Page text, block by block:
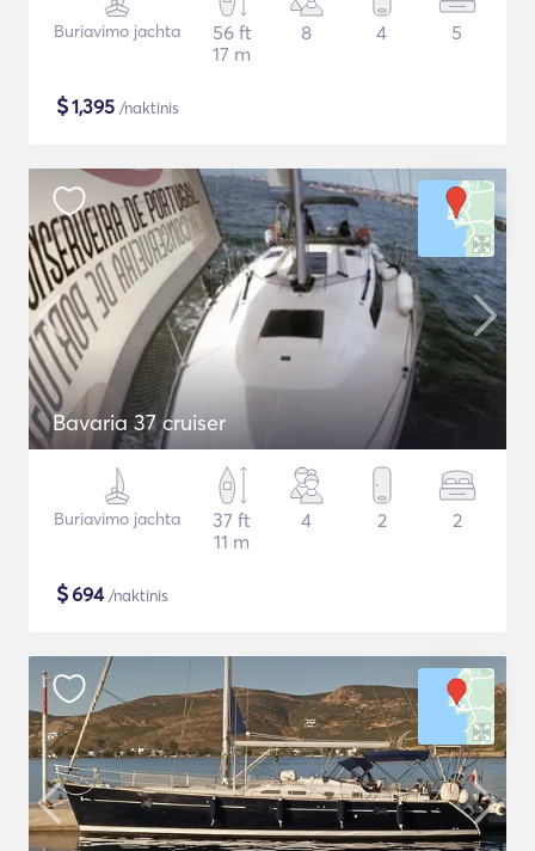
Buriavimo jachta
56 ft
17 m
8 4 5
$1,395 /naktinis
Bavaria 37 cruiser
Buriavimo jachta
37 ft
11 m
4 2 2
$694/naktinis